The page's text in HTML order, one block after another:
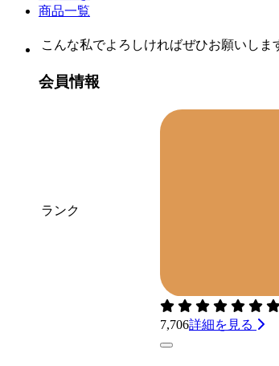
商品一覧
こんな私でよろしければぜひお願いしま
会員情報
ランク
7,706詳細を見る